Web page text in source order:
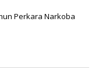
Perkara Narkoba